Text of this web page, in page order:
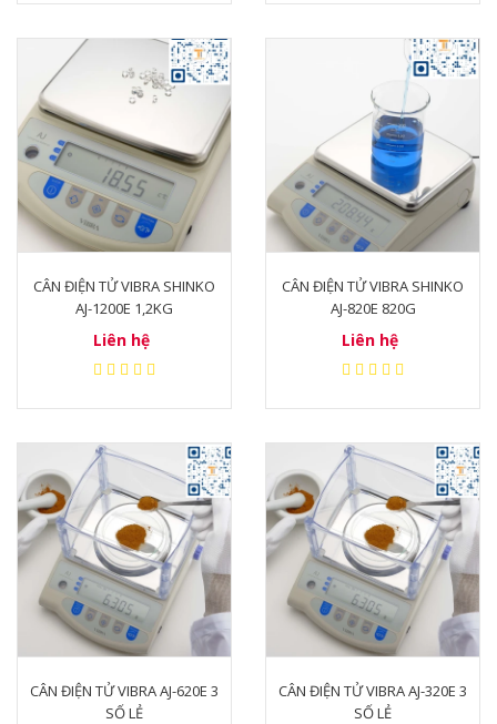
CÂN ĐIỆN TỬ VIBRA SHINKO
AJ-1200E 1,2KG
Liên hệ
CÂN ĐIỆN TỬ VIBRA SHINKO
AJ-820E 820G
Liên hệ
CÂN ĐIỆN TỬ VIBRA AJ-620E 3
SỐ LẺ
CÂN ĐIỆN TỬ VIBRA AJ-320E 3
SỐ LẺ